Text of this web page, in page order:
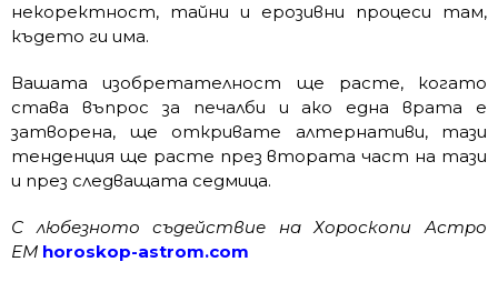
некоректност, тайни и ерозивни процеси там,
където ги има.
Вашата изобретателност ще расте, когато
става въпрос за печалби и ако една врата е
затворена, ще откривате алтернативи, тази
тенденция ще расте през втората част на тази
и през следващата седмица.
С любезното съдействие на Хороскопи Астро
ЕМ horoskop-astrom.com